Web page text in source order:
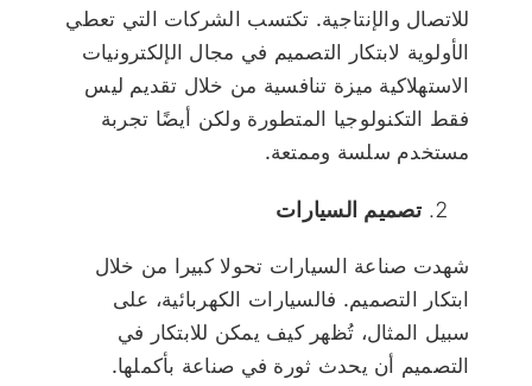
للاتصال والإنتاجية. تكتسب الشركات التي تعطي
الأولوية لابتكار التصميم في مجال الإلكترونيات
الاستهلاكية ميزة تنافسية من خلال تقديم ليس
فقط التكنولوجيا المتطورة ولكن أيضًا تجربة
مستخدم سلسة وممتعة.
تصميم السيارات
شهدت صناعة السيارات تحولا كبيرا من خلال
ابتكار التصميم. فالسيارات الكهربائية، على
سبيل المثال، تُظهر كيف يمكن للابتكار في
التصميم أن يحدث ثورة في صناعة بأكملها.